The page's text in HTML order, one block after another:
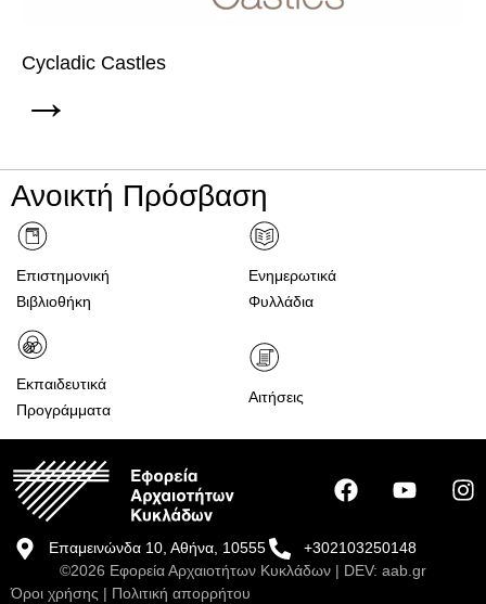
Cycladic Castles
→
Ανοικτή Πρόσβαση
Επιστημονική
Βιβλιοθήκη
Ενημερωτικά
Φυλλάδια
Εκπαιδευτικά
Προγράμματα
Αιτήσεις
Επαμεινώνδα 10, Αθήνα, 10555
+302103250148
©2026 Εφορεία Αρχαιοτήτων Κυκλάδων | DEV: aab.gr
Όροι χρήσης | Πολιτική απορρήτου